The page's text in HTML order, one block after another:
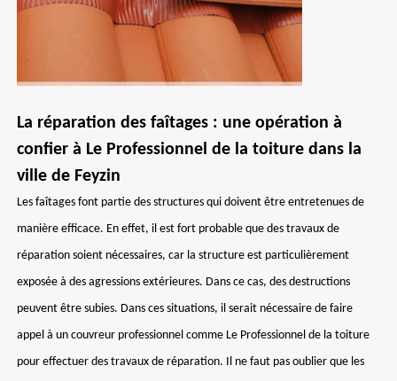
La réparation des faîtages : une opération à
confier à Le Professionnel de la toiture dans la
ville de Feyzin
Les faîtages font partie des structures qui doivent être entretenues de
manière efficace. En effet, il est fort probable que des travaux de
réparation soient nécessaires, car la structure est particulièrement
exposée à des agressions extérieures. Dans ce cas, des destructions
peuvent être subies. Dans ces situations, il serait nécessaire de faire
appel à un couvreur professionnel comme Le Professionnel de la toiture
pour effectuer des travaux de réparation. Il ne faut pas oublier que les